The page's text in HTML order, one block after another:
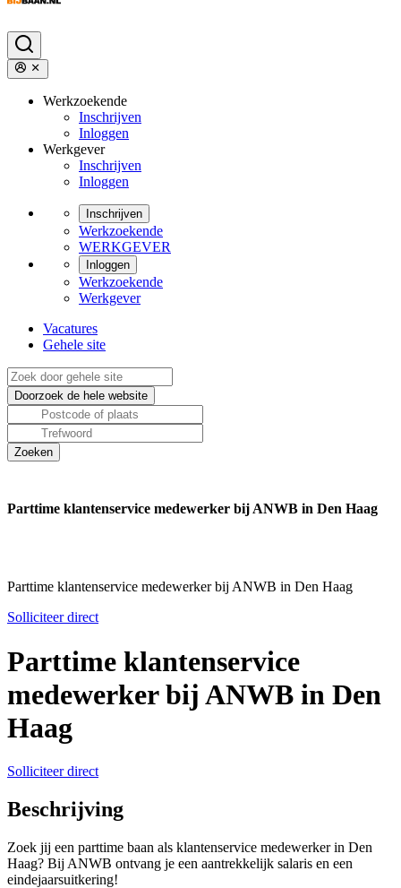
Werkzoekende
Inschrijven
Inloggen
Werkgever
Inschrijven
Inloggen
Inschrijven
Werkzoekende
WERKGEVER
Inloggen
Werkzoekende
Werkgever
Vacatures
Gehele site
Parttime klantenservice medewerker bij ANWB in Den Haag
Parttime klantenservice medewerker bij ANWB in Den Haag
Solliciteer direct
Parttime klantenservice
medewerker bij ANWB in Den
Haag
Solliciteer direct
Beschrijving
Zoek jij een parttime baan als klantenservice medewerker in Den
Haag? Bij ANWB ontvang je een aantrekkelijk salaris en een
eindejaarsuitkering!